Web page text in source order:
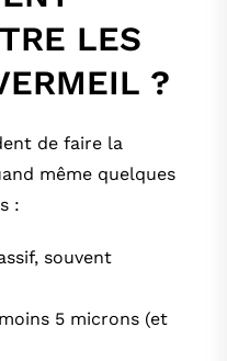
LES
?
de faire la
même quelques
:
souvent
5 microns (et